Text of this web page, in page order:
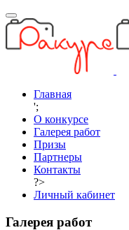
Главная
';
О конкурсе
Галерея работ
Призы
Партнеры
Контакты
?>
Личный кабинет
Галерея работ